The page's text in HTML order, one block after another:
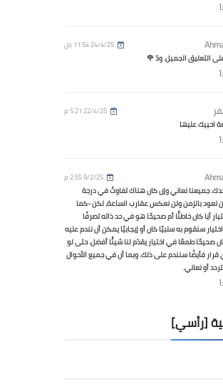
24/4/25 11:54 ص
التعليق الجميل. ودّ 🌹
22/4/25 5:21 م
احييك عليها
9/2/25 2:55 م
جميعنا نعاني وإن كان هناك تفاوتً في درجة
نعود بالزمن ولن نعكس عقارب الساعة، لكن -كما
أيا كان خاطئًا أم صحيحًا هو في حد ذاته تصرفًا
اختيار سنقوم به سلبيًا كان أو إيجابيًا يمكن أن نندم عليه
صحيحًا طمعًا في اختيار يقدّم لنا شيئًا أفضل. حتى لو
قرار فأيضًا سنندم على ذلك. وبما أن في جميع الأحوال
أو نعاني.
[رأسي]